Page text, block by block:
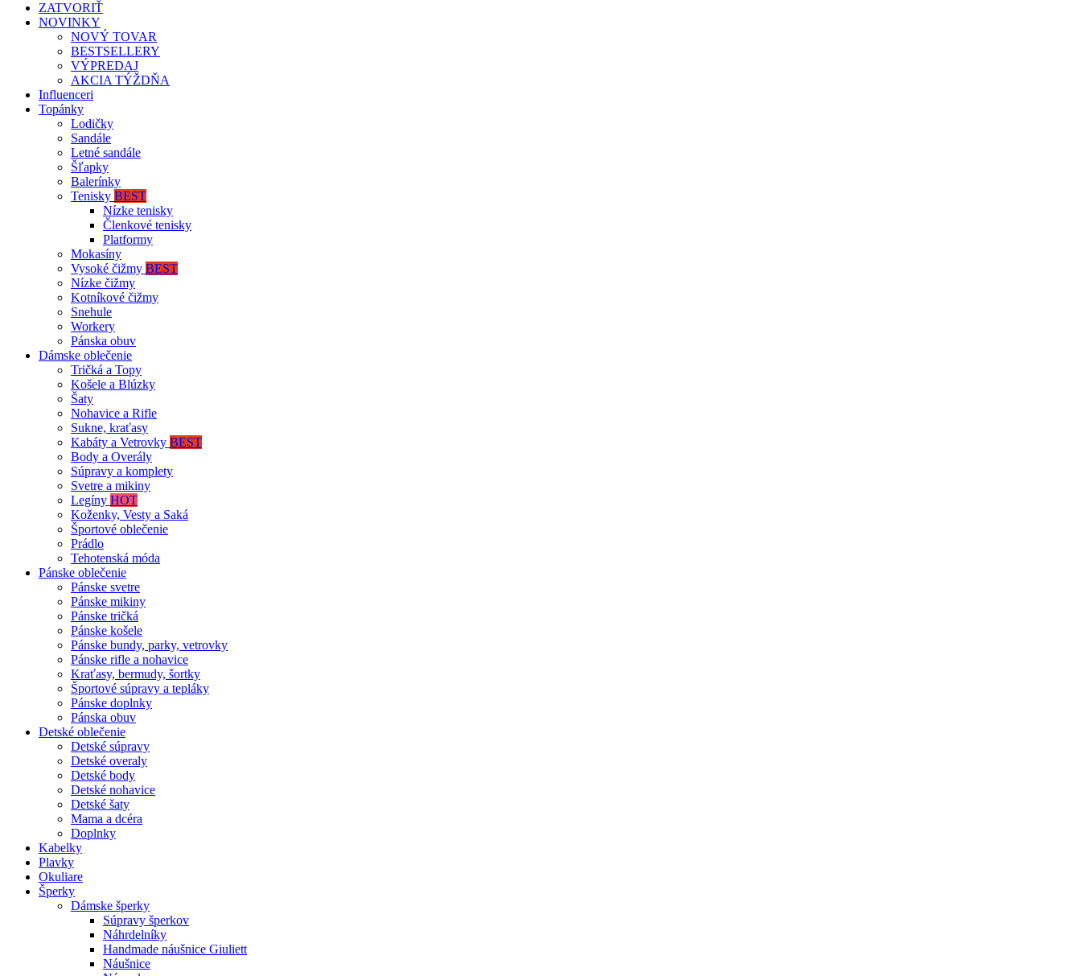
ZATVORIŤ
NOVINKY
NOVÝ TOVAR
BESTSELLERY
VÝPREDAJ
AKCIA TÝŽDŇA
Influenceri
Topánky
Lodičky
Sandále
Letné sandále
Šľapky
Balerínky
Tenisky BEST
Nízke tenisky
Členkové tenisky
Platformy
Mokasíny
Vysoké čižmy BEST
Nízke čižmy
Kotníkové čižmy
Snehule
Workery
Pánska obuv
Dámske oblečenie
Tričká a Topy
Košele a Blúzky
Šaty
Nohavice a Rifle
Sukne, kraťasy
Kabáty a Vetrovky BEST
Body a Overály
Súpravy a komplety
Svetre a mikiny
Legíny HOT
Koženky, Vesty a Saká
Športové oblečenie
Prádlo
Tehotenská móda
Pánske oblečenie
Pánske svetre
Pánske mikiny
Pánske tričká
Pánske košele
Pánske bundy, parky, vetrovky
Pánske rifle a nohavice
Kraťasy, bermudy, šortky
Športové súpravy a tepláky
Pánske doplnky
Pánska obuv
Detské oblečenie
Detské súpravy
Detské overaly
Detské body
Detské nohavice
Detské šaty
Mama a dcéra
Doplnky
Kabelky
Plavky
Okuliare
Šperky
Dámske šperky
Súpravy šperkov
Náhrdelníky
Handmade náušnice Giuliett
Náušnice